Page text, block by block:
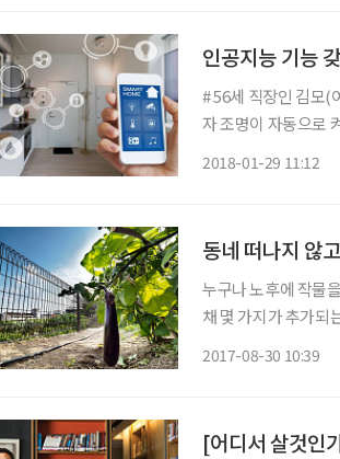
인공지능 기능
# 56세 직장인 김모(
자 조명이 자동으로
2018-01-29 11:12
동네 떠나지 않
누구나 노후에 작물
채 몇 가지가 추가되
2017-08-30 10:39